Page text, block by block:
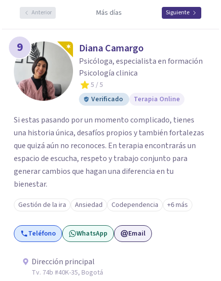
Anterior Más días Siguiente
9 Diana Camargo
Psicóloga, especialista en formación
Psicología clinica
5 / 5
Verificado
Terapia Online
Si estas pasando por un momento complicado, tienes
una historia única, desafíos propios y también fortalezas
que quizá aún no reconoces. En terapia encontrarás un
espacio de escucha, respeto y trabajo conjunto para
generar cambios que hagan una diferencia en tu
bienestar.
Gestión de la ira Ansiedad Codependencia +6 más
Teléfono WhatsApp Email
Dirección principal
Tv. 74b #40K-35, Bogotá